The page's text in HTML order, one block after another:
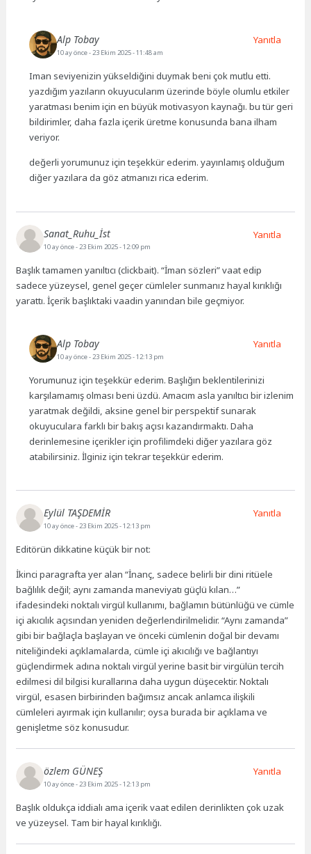
Alp Tobay
10 ay önce- 23 Ekim 2025 - 11:48 am
Iman seviyenizin yükseldiğini duymak beni çok mutlu etti.
yazdığım yazıların okuyucularım üzerinde böyle olumlu etkiler
yaratması benim için en büyük motivasyon kaynağı. bu tür geri
bildirimler, daha fazla içerik üretme konusunda bana ilham
veriyor.
değerli yorumunuz için teşekkür ederim. yayınlamış olduğum
diğer yazılara da göz atmanızı rica ederim.
Yanıtla
Sanat_Ruhu_İst
10 ay önce- 23 Ekim 2025 - 12:09 pm
Başlık tamamen yanıltıcı (clickbait). “İman sözleri” vaat edip
sadece yüzeysel, genel geçer cümleler sunmanız hayal kırıklığı
yarattı. İçerik başlıktaki vaadin yanından bile geçmiyor.
Yanıtla
Alp Tobay
10 ay önce- 23 Ekim 2025 - 12:13 pm
Yorumunuz için teşekkür ederim. Başlığın beklentilerinizi
karşılamamış olması beni üzdü. Amacım asla yanıltıcı bir izlenim
yaratmak değildi, aksine genel bir perspektif sunarak
okuyuculara farklı bir bakış açısı kazandırmaktı. Daha
derinlemesine içerikler için profilimdeki diğer yazılara göz
atabilirsiniz. İlginiz için tekrar teşekkür ederim.
Yanıtla
Eylül TAŞDEMİR
10 ay önce- 23 Ekim 2025 - 12:13 pm
Editörün dikkatine küçük bir not:
İkinci paragrafta yer alan “İnanç, sadece belirli bir dini ritüele
bağlılık değil; aynı zamanda maneviyatı güçlü kılan…”
ifadesindeki noktalı virgül kullanımı, bağlamın bütünlüğü ve cümle
içi akıcılık açısından yeniden değerlendirilmelidir. “Aynı zamanda”
gibi bir bağlaçla başlayan ve önceki cümlenin doğal bir devamı
niteliğindeki açıklamalarda, cümle içi akıcılığı ve bağlantıyı
güçlendirmek adına noktalı virgül yerine basit bir virgülün tercih
edilmesi dil bilgisi kurallarına daha uygun düşecektir. Noktalı
virgül, esasen birbirinden bağımsız ancak anlamca ilişkili
cümleleri ayırmak için kullanılır; oysa burada bir açıklama ve
genişletme söz konusudur.
Yanıtla
özlem GÜNEŞ
10 ay önce- 23 Ekim 2025 - 12:13 pm
Başlık oldukça iddialı ama içerik vaat edilen derinlikten çok uzak
ve yüzeysel. Tam bir hayal kırıklığı.
Yanıtla